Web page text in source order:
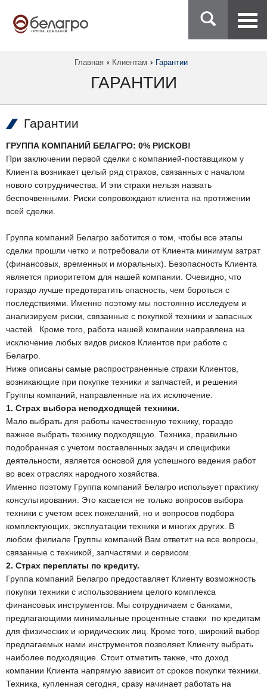
Главная Клиентам Гарантии
ГАРАНТИИ
Гарантии
ГРУППА КОМПАНИЙ БЕЛАГРО: 0% РИСКОВ!
При заключении первой сделки с компанией-поставщиком у
Клиента возникает целый ряд страхов, связанных с началом
нового сотрудничества. И эти страхи нельзя назвать
беспочвенными. Риски сопровождают клиента на протяжении
всей сделки.
Группа компаний Белагро заботится о том, чтобы все этапы
сделки прошли четко и потребовали от Клиента минимум затрат
(финансовых, временных и моральных). Безопасность Клиента
является приоритетом для нашей компании. Очевидно, что
гораздо лучше предотвратить опасность, чем бороться с
последствиями. Именно поэтому мы постоянно исследуем и
анализируем риски, связанные с покупкой техники и запасных
частей. Кроме того, работа нашей компании направлена на
исключение любых видов рисков Клиентов при работе с
Белагро.
Ниже описаны самые распространенные страхи Клиентов,
возникающие при покупке техники и запчастей, и решения
Группы компаний, направленные на их исключение.
1. Страх выбора неподходящей техники.
Мало выбрать для работы качественную технику, гораздо
важнее выбрать технику подходящую. Техника, правильно
подобранная с учетом поставленных задач и специфики
деятельности, является основой для успешного ведения работ
во всех отраслях народного хозяйства.
Именно поэтому Группа компаний Белагро использует практику
консультирования. Это касается не только вопросов выбора
техники с учетом всех пожеланий, но и вопросов подбора
комплектующих, эксплуатации техники и многих других. В
любом филиале Группы компаний Вам ответит на все вопросы,
связанные с техникой, запчастями и сервисом.
2. Страх переплаты по кредиту.
Группа компаний Белагро предоставляет Клиенту возможность
покупки техники с использованием целого комплекса
финансовых инструментов. Мы сотрудничаем с банками,
предлагающими минимальные процентные ставки по кредитам
для физических и юридических лиц. Кроме того, широкий выбор
предлагаемых нами инструментов позволяет Клиенту выбрать
наиболее подходящие. Стоит отметить также, что доход
компании Клиента напрямую зависит от сроков покупки техники.
Техника, купленная сегодня, сразу начинает работать на